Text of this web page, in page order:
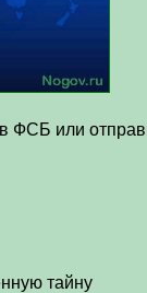
ФСБ или
тайну